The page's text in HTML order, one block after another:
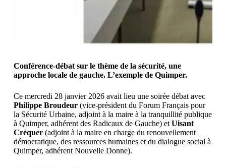
Conférence-débat sur le thème de la sécurité, une
approche locale de gauche. L’exemple de Quimper.
Ce mercredi 28 janvier 2026 avait lieu une soirée débat avec
Philippe Broudeur(vice-président du Forum Français pour
la Sécurité Urbaine, adjoint à la maire à la tranquillité publique
à Quimper, adhérent des Radicaux de Gauche) et Uisant
Créquer(adjoint à la maire en charge du renouvellement
démocratique, des ressources humaines et du dialogue social à
Quimper, adhérent Nouvelle Donne).